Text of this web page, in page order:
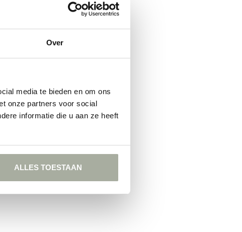
Over
media te bieden en om ons
onze partners voor social
informatie die u aan ze heeft
ALLES TOESTAAN